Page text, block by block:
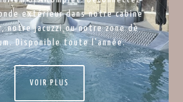
extérieur dans notre cabine
notre jacuzzi ou notre zone de
Disponible toute l'année.
VOIR PLUS